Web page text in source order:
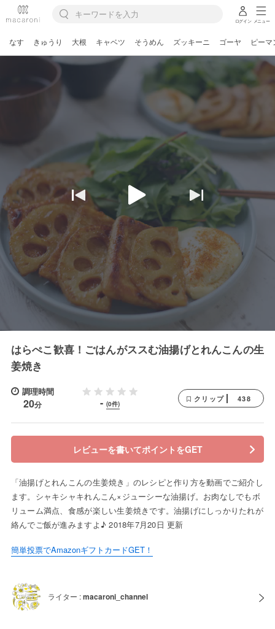
ログイン メニュー
なす きゅうり 大根 キャベツ そうめん ズッキーニ ゴーヤ ピーマ
はらぺこ歓喜！ごはんがススむ油揚げとれんこんの生
姜焼き
調理時間
20分 - (0件)
クリップ 438
レビューを書いてポイントをGET
「油揚げとれんこんの生姜焼き」のレシピと作り方を動画でご紹介し
ます。シャキシャキれんこん×ジューシーな油揚げ。お肉なしでもボ
リューム満点、食感が楽しい生姜焼きです。油揚げにしっかりたれが
絡んでご飯が進みますよ♪ 2018年7月20日 更新
簡単投票でAmazonギフトカードGET！
ライター :macaroni_channel